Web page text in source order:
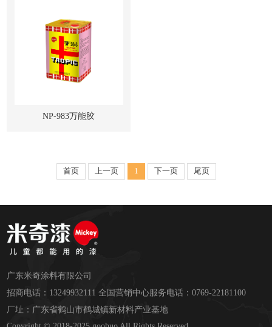
NP-983万能胶
首页 上一页 1 下一页 尾页
广东米奇涂料有限公司
招商电话：13249932111 全国营销中心服务电话：0769-22181100
厂址：广东省鹤山市鹤城镇新材料产业基地